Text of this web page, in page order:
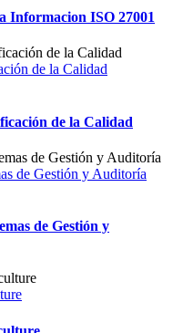
Informacion ISO 27001
de la Calidad
de la Calidad
de Gestión y Auditoría
de Gestión y